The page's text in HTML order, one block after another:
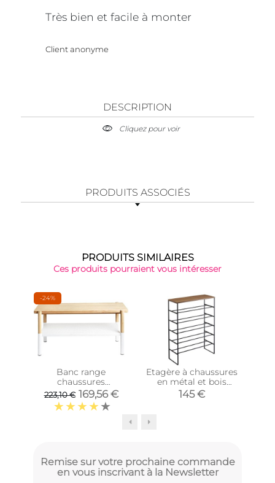
Très bien et facile à monter
Client anonyme
DESCRIPTION
Cliquez pour voir
PRODUITS ASSOCIÉS
PRODUITS SIMILAIRES
Ces produits pourraient vous intéresser
-24%
Banc range
chaussures
Promenade
223,10 € 169,56 €
Etagère à chaussures
en métal et bois
Tower (Noir)
145 €
Remise sur votre prochaine commande
en vous inscrivant à la Newsletter